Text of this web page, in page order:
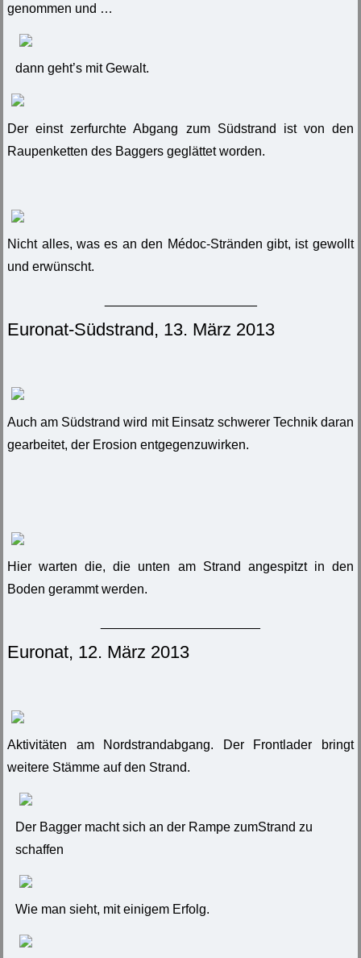
genommen und …
dann geht’s mit Gewalt.
Der einst zerfurchte Abgang zum Südstrand ist von den
Raupenketten des Baggers geglättet worden.
Nicht alles, was es an den Médoc-Stränden gibt, ist gewollt
und erwünscht.
Euronat-Südstrand, 13. März 2013
Auch am Südstrand wird mit Einsatz schwerer Technik daran
gearbeitet, der Erosion entgegenzuwirken.
Hier warten die, die unten am Strand angespitzt in den
Boden gerammt werden.
Euronat, 12. März 2013
Aktivitäten am Nordstrandabgang. Der Frontlader bringt
weitere Stämme auf den Strand.
Der Bagger macht sich an der Rampe zumStrand zu
schaffen
Wie man sieht, mit einigem Erfolg.